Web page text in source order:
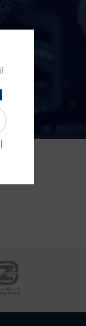
قائمة
من المنتجات